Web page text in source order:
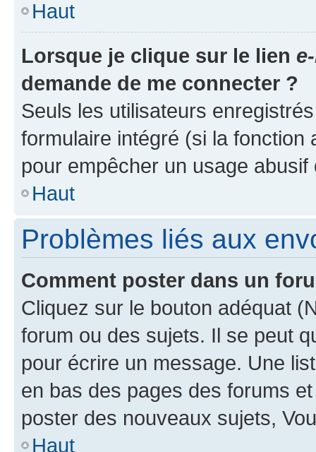
Haut
Lorsque je clique sur le lien
demande de me connecter ?
Seuls les utilisateurs
formulaire intégré (si la fonction
pour empêcher un usage
Haut
Problèmes liés aux
Comment poster dans un
Cliquez sur le bouton adéquat
forum ou des sujets. Il se peut
pour écrire un message. Une
en bas des pages des forums
poster des nouveaux sujets,
Haut